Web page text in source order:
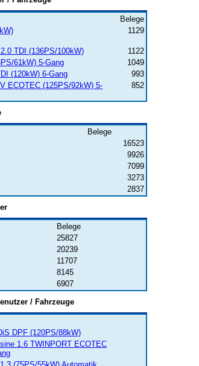
Belege
1129
TDI (136PS/100kW)
1122
61kW) 5-Gang
1049
(120kW) 6-Gang
993
ECOTEC (125PS/92kW) 5-
852
Belege
16523
9926
7099
3273
2837
Belege
25827
20239
11707
8145
6907
/ Fahrzeuge
DPF (120PS/88kW)
1.6 TWINPORT ECOTEC